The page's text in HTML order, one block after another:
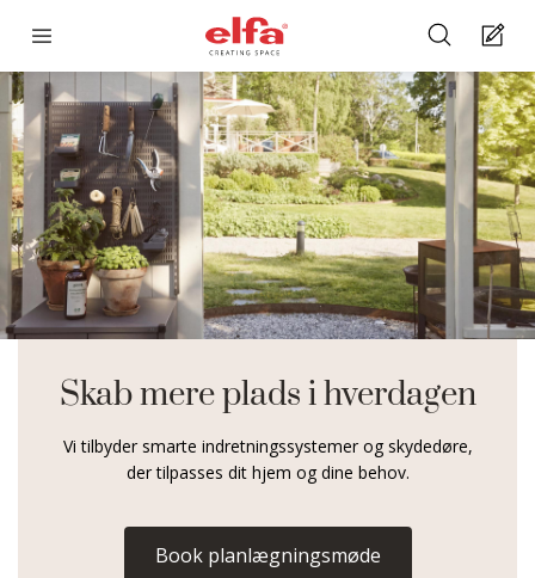
Skab mere plads i hverdagen
Vi tilbyder smarte indretningssystemer og skydedøre,
der tilpasses dit hjem og dine behov.
Book planlægningsmøde